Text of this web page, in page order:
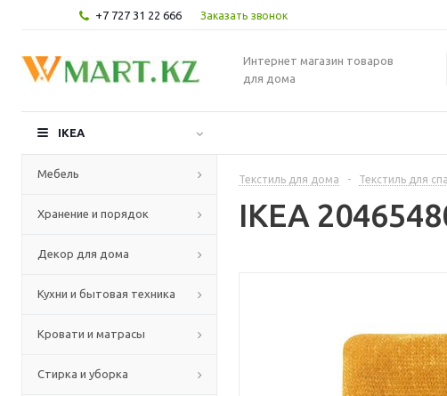
+7 727 31 22 666 Заказать звонок
Интернет магазин товаров
для дома
IKEA
Мебель
Хранение и порядок
Декор для дома
Кухни и бытовая техника
Кровати и матрасы
Стирка и уборка
Текстиль для дома - Текстиль для
IKEA